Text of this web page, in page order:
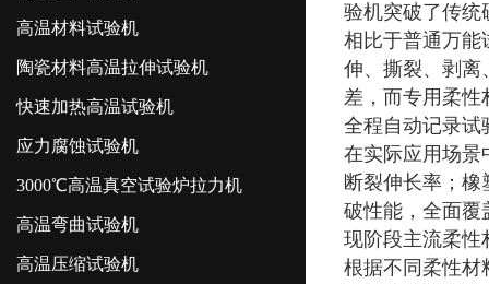
高温材料试验机
陶瓷材料高温拉伸试验机
快速加热高温试验机
应力腐蚀试验机
3000℃高温真空试验炉拉力机
高温弯曲试验机
高温压缩试验机
验机突破了传统
相比于普通万能
伸、撕裂、剥离
差，而专用柔
全程自动记录试
在实际应用场景
断裂伸长率；
破性能，全面覆
现阶段主流柔性
根据不同柔性材